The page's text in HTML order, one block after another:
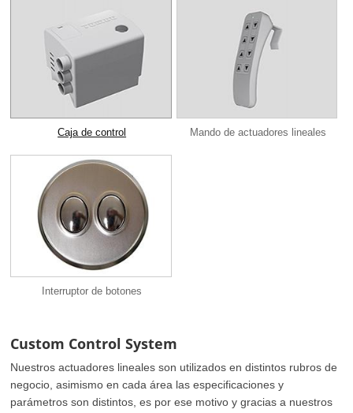
Caja de control Mando de actuadores lineales
Interruptor de botones
Custom Control System
Nuestros actuadores lineales son utilizados en distintos rubros de
negocio, asimismo en cada área las especificaciones y
parámetros son distintos, es por ese motivo y gracias a nuestros